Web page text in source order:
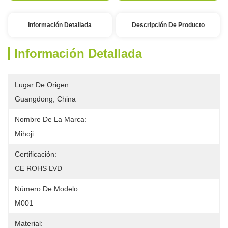
Información Detallada Descripción De Producto
Información Detallada
Lugar De Origen:
Guangdong, China
Nombre De La Marca:
Mihoji
Certificación:
CE ROHS LVD
Número De Modelo:
M001
Material: